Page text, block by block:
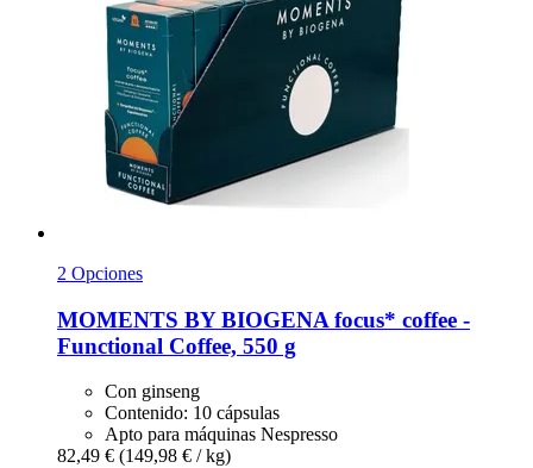
2 Opciones
MOMENTS BY BIOGENA focus* coffee -​
Functional Coffee, 550 g
Con ginseng
Contenido: 10 cápsulas
Apto para máquinas Nespresso
82,49 € (149,98 € / kg)